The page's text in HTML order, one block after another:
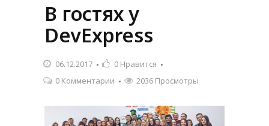
В гостях у
DevExpress
06.12.2017 0 Нравится
0 Комментарии
2036 Просмотры